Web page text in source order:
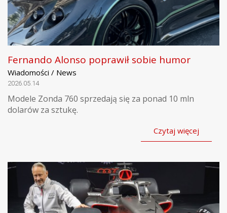
Fernando Alonso poprawił sobie humor
Wiadomości / News
2026.05.14
Modele Zonda 760 sprzedają się za ponad 10 mln
dolarów za sztukę.
Czytaj więcej